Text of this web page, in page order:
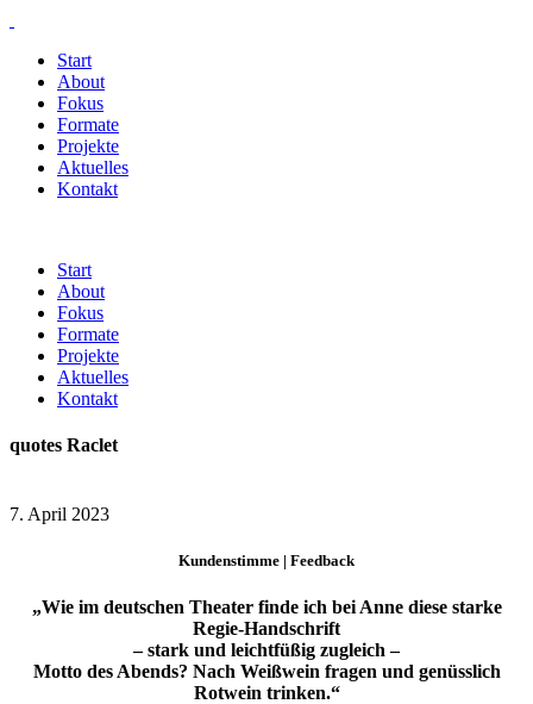
Start
About
Fokus
Formate
Projekte
Aktuelles
Kontakt
Start
About
Fokus
Formate
Projekte
Aktuelles
Kontakt
quotes Raclet
7. April 2023
Kundenstimme | Feedback
„Wie im deutschen Theater finde ich bei Anne diese starke
Regie-Handschrift
– stark und leichtfüßig zugleich –
Motto des Abends? Nach Weißwein fragen und genüsslich
Rotwein trinken.“